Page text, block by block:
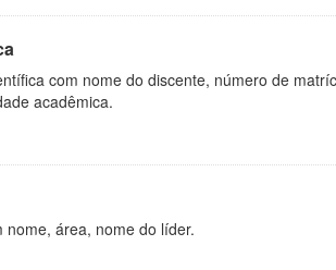
com nome do discente, número de
acadêmica.
nome, área, nome do líder.